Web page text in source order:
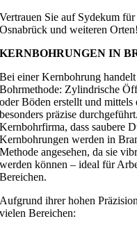
Vertrauen Sie auf Sydekum
Osnabrück und weiteren Orten!
KERNBOHRUNGEN IN
Bei einer Kernbohrung
Bohrmethode: Zylindrische
oder Böden erstellt und
besonders präzise
Kernbohrfirma, dass saubere
Kernbohrungen werden in
Methode angesehen, da sie
werden können – ideal für
Bereichen.
Aufgrund ihrer hohen
vielen Bereichen: